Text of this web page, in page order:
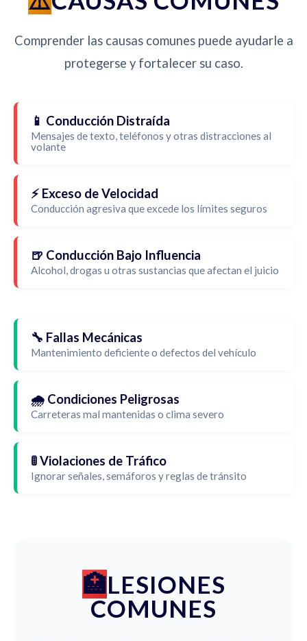
Comprender las causas comunes puede ayudarle a
protegerse y fortalecer su caso.
📱 Conducción Distraída
Mensajes de texto, teléfonos y otras distracciones al
volante
⚡ Exceso de Velocidad
Conducción agresiva que excede los límites seguros
🍺 Conducción Bajo Influencia
Alcohol, drogas u otras sustancias que afectan el juicio
🔧 Fallas Mecánicas
Mantenimiento deficiente o defectos del vehículo
🌧️ Condiciones Peligrosas
Carreteras mal mantenidas o clima severo
🚦 Violaciones de Tráfico
Ignorar señales, semáforos y reglas de tránsito
LESIONES
COMUNES